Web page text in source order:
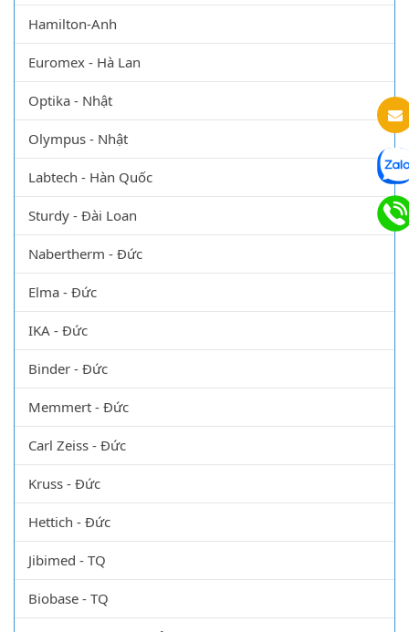
Hamilton-Anh
Euromex - Hà Lan
Optika - Nhật
Olympus - Nhật
Labtech - Hàn Quốc
Sturdy - Đài Loan
Nabertherm - Đức
Elma - Đức
IKA - Đức
Binder - Đức
Memmert - Đức
Carl Zeiss - Đức
Kruss - Đức
Hettich - Đức
Jibimed - TQ
Biobase - TQ